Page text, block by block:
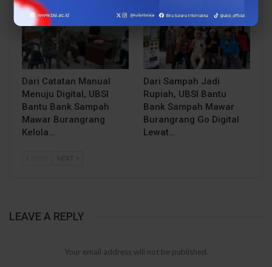
BERITA
Dari Catatan Manual
Menuju Digital, UBSI
Bantu Bank Sampah
Mawar Burangrang
Kelola…
Dari Sampah Jadi
Rupiah, UBSI Bantu
Bank Sampah Mawar
Burangrang Go Digital
Lewat…
NEXT
LEAVE A REPLY
Your email address will not be published.